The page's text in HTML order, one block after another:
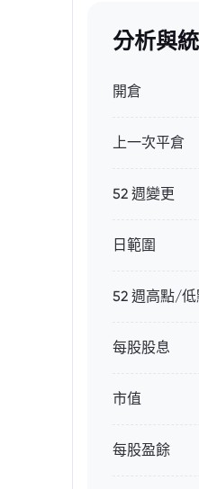
分析與
開倉
上一次平倉
52 週變更
日範圍
52 週高點/低
每股股息
市值
每股盈餘